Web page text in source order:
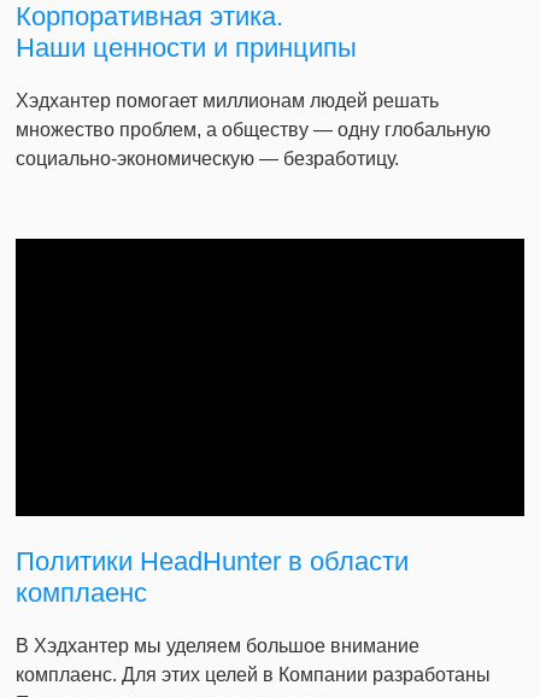
Корпоративная этика.
Наши ценности и принципы
Хэдхантер помогает миллионам людей решать
множество проблем, а обществу — одну глобальную
социально-экономическую — безработицу.
Политики HeadHunter в области
комплаенс
В Хэдхантер мы уделяем большое внимание
комплаенс. Для этих целей в Компании разработаны